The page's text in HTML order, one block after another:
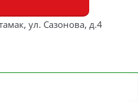
ул. Сазонова, д.4